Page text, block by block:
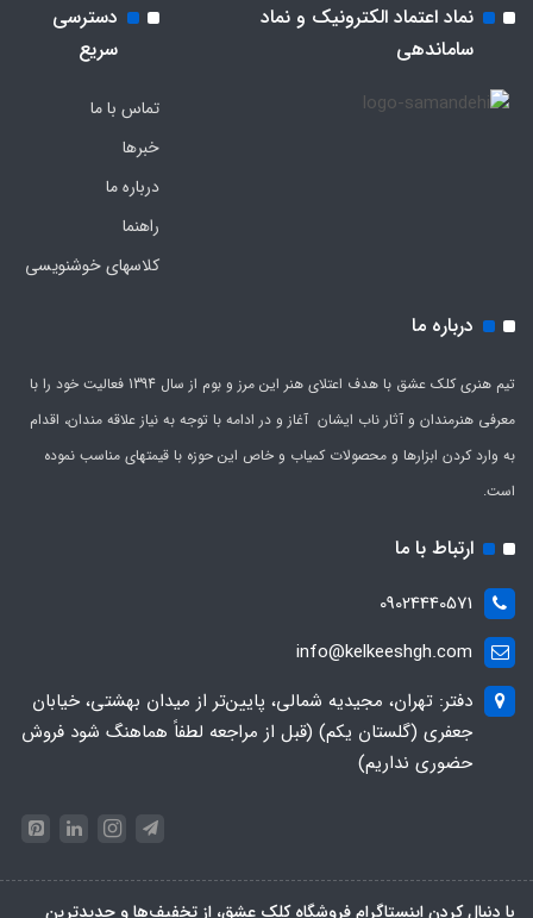
نماد اعتماد الکترونیک و نماد
ساماندهی
دسترسی
سریع
تماس با ما
خبرها
درباره ما
راهنما
کلاسهای خوشنویسی
درباره ما
تیم هنری کلک عشق با هدف اعتلای هنر این مرز و بوم از سال 1394 فعالیت خود را با
معرفی هنرمندان و آثار ناب ایشان آغاز و در ادامه با توجه به نیاز علاقه مندان، اقدام
به وارد کردن ابزارها و محصولات کمیاب و خاص این حوزه با قیمتهای مناسب نموده
است.
ارتباط با ما
09024440571
info@kelkeeshgh.com
دفتر: تهران، مجیدیه شمالی، پایین‌تر از میدان بهشتی، خیابان
جعفری (گلستان یکم) (قبل از مراجعه لطفاً هماهنگ شود فروش
حضوری نداریم)
با دنبال کردن اینستاگرام فروشگاه کلک عشق، از تخفیف‌ها و جدیدترین‌